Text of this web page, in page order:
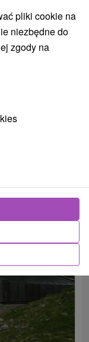
(29)
Pokaż wszystko
pliki cookie na
niezbędne do
zgody na